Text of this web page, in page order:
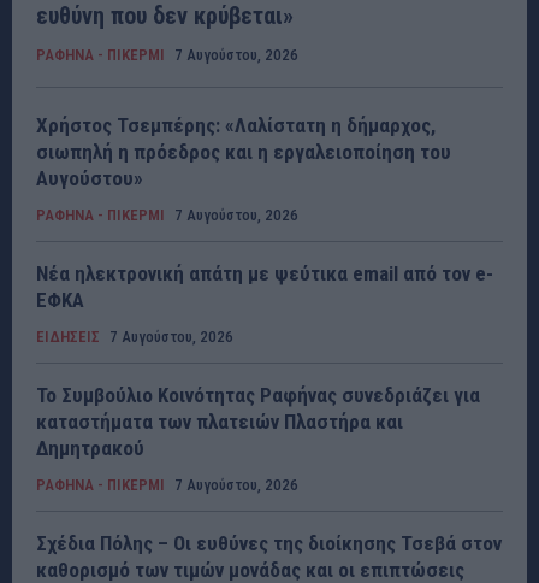
ευθύνη που δεν κρύβεται»
ΡΑΦΗΝΑ - ΠΙΚΕΡΜΙ 7 Αυγούστου, 2026
Χρήστος Τσεμπέρης: «Λαλίστατη η δήμαρχος,
σιωπηλή η πρόεδρος και η εργαλειοποίηση του
Αυγούστου»
ΡΑΦΗΝΑ - ΠΙΚΕΡΜΙ 7 Αυγούστου, 2026
Νέα ηλεκτρονική απάτη με ψεύτικα email από τον e-
ΕΦΚΑ
ΕΙΔΗΣΕΙΣ 7 Αυγούστου, 2026
Το Συμβούλιο Κοινότητας Ραφήνας συνεδριάζει για
καταστήματα των πλατειών Πλαστήρα και
Δημητρακού
ΡΑΦΗΝΑ - ΠΙΚΕΡΜΙ 7 Αυγούστου, 2026
Σχέδια Πόλης – Οι ευθύνες της διοίκησης Τσεβά στον
καθορισμό των τιμών μονάδας και οι επιπτώσεις